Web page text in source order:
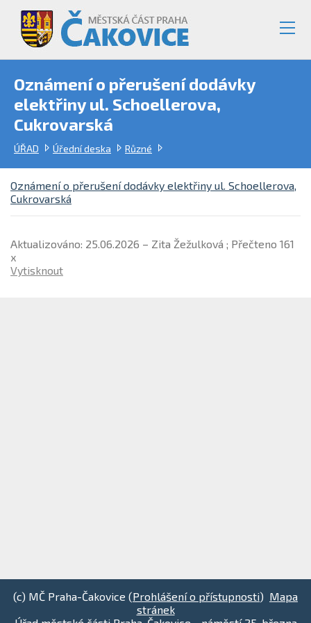
Oznámení o přerušení dodávky
elektřiny ul. Schoellerova,
Cukrovarská
ÚŘAD Úřední deska Různé
Oznámení o přerušení dodávky elektřiny ul. Schoellerova,
Cukrovarská
Aktualizováno: 25.06.2026 – Zita Žežulková ; Přečteno 161
x
Vytisknout
(c) MČ Praha-Čakovice (Prohlášení o přístupnosti) Mapa
stránek